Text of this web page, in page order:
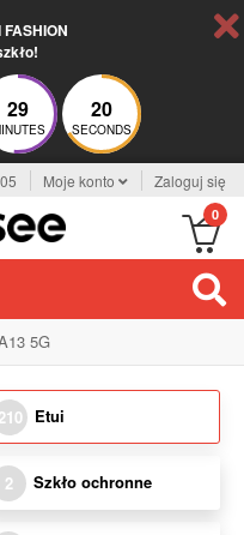
29 19
SECONDS
Moje konto Zaloguj się
0
5G
210 Etui
2 Szkło ochronne